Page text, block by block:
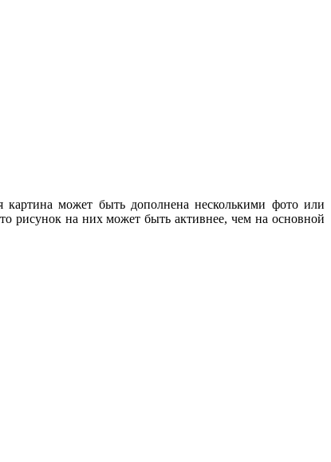
картина может быть дополнена несколькими фото или
рисунок на них может быть активнее, чем на основной